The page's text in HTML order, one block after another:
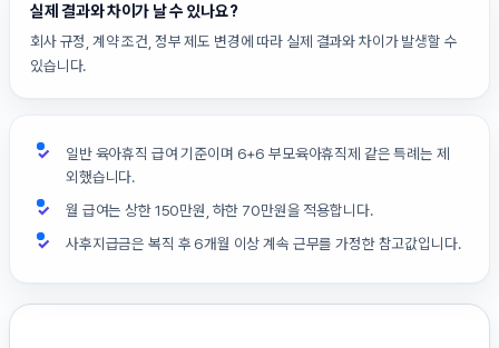
실제 결과와 차이가 날 수 있나요?
회사 규정, 계약 조건, 정부 제도 변경에 따라 실제 결과와 차이가 발생할 수
있습니다.
일반 육아휴직 급여 기준이며 6+6 부모육아휴직제 같은 특례는 제
외했습니다.
월 급여는 상한 150만원, 하한 70만원을 적용합니다.
사후지급금은 복직 후 6개월 이상 계속 근무를 가정한 참고값입니다.